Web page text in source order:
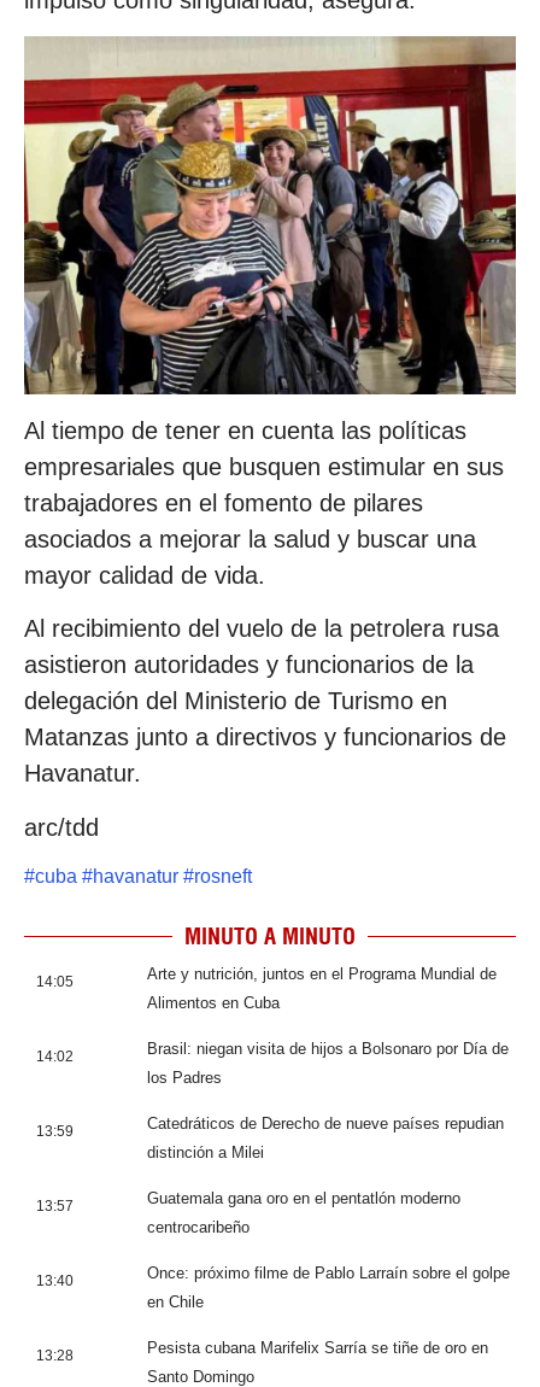
Al tiempo de tener en cuenta las políticas
empresariales que busquen estimular en sus
trabajadores en el fomento de pilares
asociados a mejorar la salud y buscar una
mayor calidad de vida.
Al recibimiento del vuelo de la petrolera rusa
asistieron autoridades y funcionarios de la
delegación del Ministerio de Turismo en
Matanzas junto a directivos y funcionarios de
Havanatur.
arc/tdd
#cuba #havanatur #rosneft
MINUTO A MINUTO
14:05
Arte y nutrición, juntos en el Programa Mundial de
Alimentos en Cuba
14:02
Brasil: niegan visita de hijos a Bolsonaro por Día de
los Padres
13:59
Catedráticos de Derecho de nueve países repudian
distinción a Milei
13:57
Guatemala gana oro en el pentatlón moderno
centrocaribeño
13:40
Once: próximo filme de Pablo Larraín sobre el golpe
en Chile
13:28
Pesista cubana Marifelix Sarría se tiñe de oro en
Santo Domingo